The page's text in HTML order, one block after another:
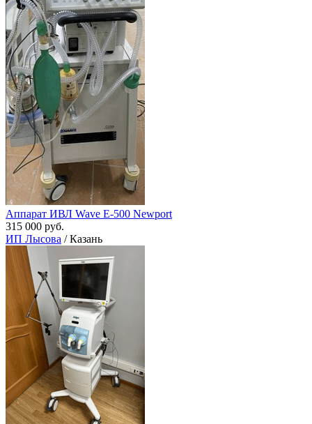
Аппарат ИВЛ Wave E-500 Newport
315 000 руб.
ИП Лысова / Казань